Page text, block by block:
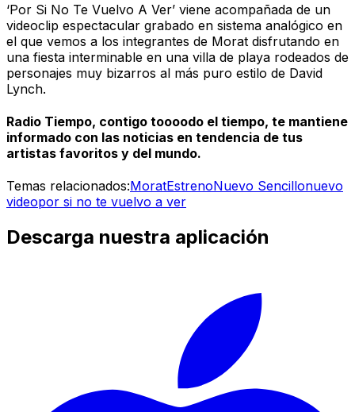
‘Por Si No Te Vuelvo A Ver’ viene acompañada de un
videoclip espectacular grabado en sistema analógico en
el que vemos a los integrantes de Morat disfrutando en
una fiesta interminable en una villa de playa rodeados de
personajes muy bizarros al más puro estilo de David
Lynch.
Radio Tiempo, contigo toooodo el tiempo, te mantiene
informado con las noticias en tendencia de tus
artistas favoritos y del mundo.
Temas relacionados:MoratEstrenoNuevo Sencillonuevo
videopor si no te vuelvo a ver
Descarga nuestra aplicación